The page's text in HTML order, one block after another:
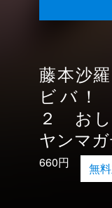
藤本沙
ビバ！
２ お
ヤンマ
660円 無